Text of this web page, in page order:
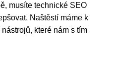
musíte technické SEO
Naštěstí máme k
které nám s tím